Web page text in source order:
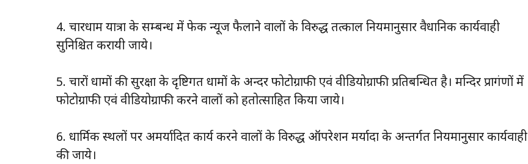
4. चारधाम यात्रा के सम्बन्ध में फेक न्यूज फैलाने वालों के विरुद्ध तत्काल नियमानुसार वैधानिक कार्यवाही
सुनिश्चित करायी जाये।
5. चारों धामों की सुरक्षा के दृष्टिगत धामों के अन्दर फोटोग्राफी एवं वीडियोग्राफी प्रतिबन्धित है। मन्दिर प्रागंणों में
फोटोग्राफी एवं वीडियोग्राफी करने वालों को हतोत्साहित किया जाये।
6. धार्मिक स्थलों पर अमर्यादित कार्य करने वालों के विरुद्ध ऑपरेशन मर्यादा के अन्तर्गत नियमानुसार कार्यवाही
की जाये।